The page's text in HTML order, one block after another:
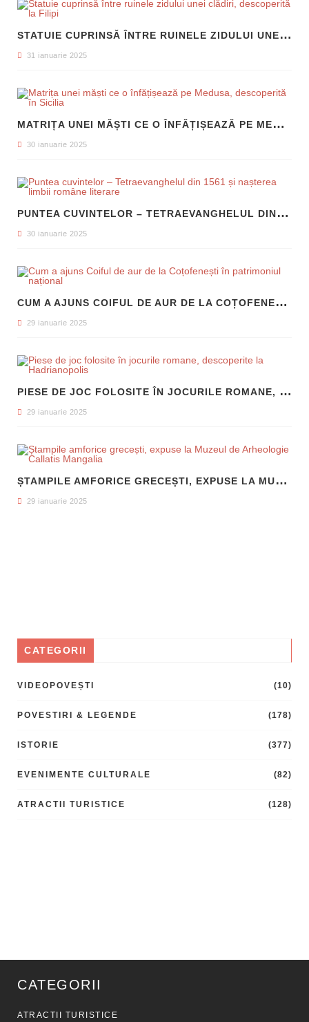
S
TATUIE CUPRINSĂ ÎNTRE RUINELE ZIDULUI UNEI CLĂDIRI, DESCOPERITĂ LA FILIPI
31 ianuarie 2025
M
ATRIȚA UNEI MĂȘTI CE O ÎNFĂȚIȘEAZĂ PE MEDUSA, DESCOPERITĂ ÎN SICILIA
30 ianuarie 2025
P
UNTEA CUVINTELOR – TETRAEVANGHELUL DIN 1561 ȘI NAȘTEREA LIMBII ROMÂNE LITERARE
30 ianuarie 2025
C
UM A AJUNS COIFUL DE AUR DE LA COȚOFENEȘTI ÎN PATRIMONIUL NAȚIONAL
29 ianuarie 2025
P
IESE DE JOC FOLOSITE ÎN JOCURILE ROMANE, DESCOPERITE LA HADRIANOPOLIS
29 ianuarie 2025
Ș
TAMPILE AMFORICE GRECEȘTI, EXPUSE LA MUZEUL DE ARHEOLOGIE CALLATIS MANGALIA
29 ianuarie 2025
CATEGORII
VIDEOPOVEȘTI (10)
POVESTIRI & LEGENDE (178)
ISTORIE (377)
EVENIMENTE CULTURALE (82)
ATRACTII TURISTICE (128)
CATEGORII
ATRACTII TURISTICE